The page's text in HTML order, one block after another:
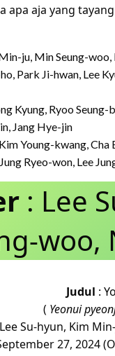
apa aja yang
ju, Min Seung-
Park Ji-hwan, Lee
Kyung, Ryoo Seung-
Jang Hye-jin
Young-kwang,
Ryeo-won, Lee
: Lee
woo,
Judul :
( Yeonui
Su-hyun, Kim
27, 2024